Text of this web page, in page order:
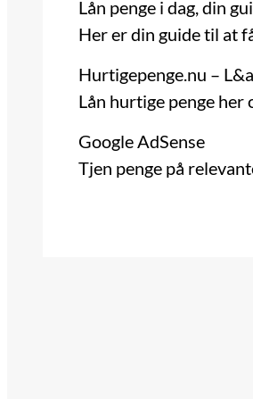
Lån penge i dag, din
Her er din guide til at
Hurtigepenge.nu –
Lån hurtige penge
Google AdSense
Tjen penge på